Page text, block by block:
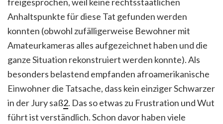
Anhaltspunkte für diese Tat gefunden werden
konnten (obwohl zufälligerweise Bewohner mit
Amateurkameras alles aufgezeichnet haben und die
ganze Situation rekonstruiert werden konnte). Als
besonders belastend empfanden afroamerikanische
Einwohner die Tatsache, dass kein einziger Schwarzer
in der Jury saß2. Das so etwas zu Frustration und Wut
führt ist verständlich. Schon davor haben viele